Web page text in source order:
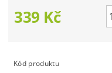
339 Kč
Kód produktu